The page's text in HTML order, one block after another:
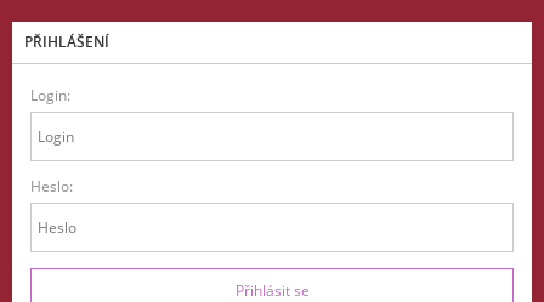
PŘIHLÁŠENÍ
Login:
Heslo: